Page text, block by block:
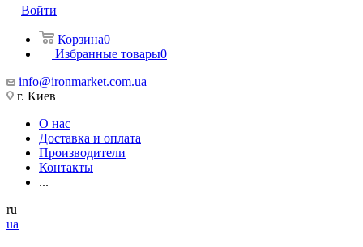
Войти
Корзина0
Избранные товары0
info@ironmarket.com.ua
г. Киев
О нас
Доставка и оплата
Производители
Контакты
...
ru
ua